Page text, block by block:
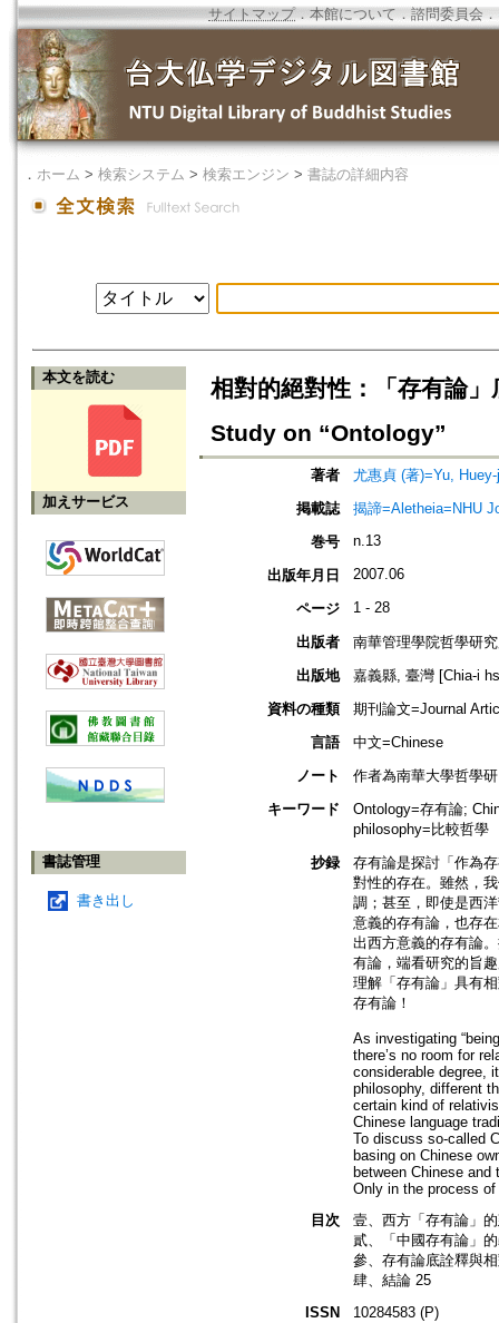
サイトマップ．本館について ． 諮問委員会 ．
． ホーム > 検索システム > 検索エンジン > 書誌の詳細内容
本文を読む
加えサービス
書誌管理
書き出し
相對的絕對性：「存有論
Study on “Ontology”
著者
尤惠貞 (著)=Yu,
掲載誌
揭諦=Aletheia=NHU
巻号
n.13
出版年月日 2007.06
ページ 1 - 28
出版者
南華管理學院哲學研
出版地
嘉義縣, 臺灣 [Chia-i
資料の種類
期刊論文=Journal
言語
中文=Chinese
ノート
作者為南華大學哲學
キーワード
Ontology=存有論;
philosophy=比較哲學
抄録
存有論是探討「作為
對性的存在。雖然，
調；甚至，即使是西
意義的存有論，也存
出西方意義的存有論
有論，端看研究的旨
理解「存有論」具有
存有論！
As investigating
there’s no room for
considerable degree,
philosophy, different
certain kind of
Chinese language
To discuss so-called
basing on Chinese
between Chinese
Only in the process
目次
壹、西方「存有論」
貳、「中國存有論」
參、存有論底詮釋與
肆、結論 25
ISSN
10284583 (P)